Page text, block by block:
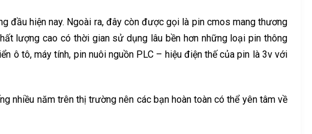
đầu hiện nay. Ngoài ra, đây còn được gọi là pin cmos mang thương
lượng cao có thời gian sử dụng lâu bền hơn những loại pin thông
ô tô, máy tính, pin nuôi nguồn PLC – hiệu điện thế của pin là 3v với
nhiều năm trên thị trường nên các bạn hoàn toàn có thể yên tâm về